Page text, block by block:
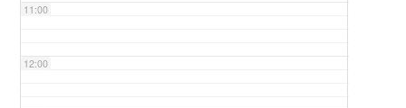
11:00
12:00